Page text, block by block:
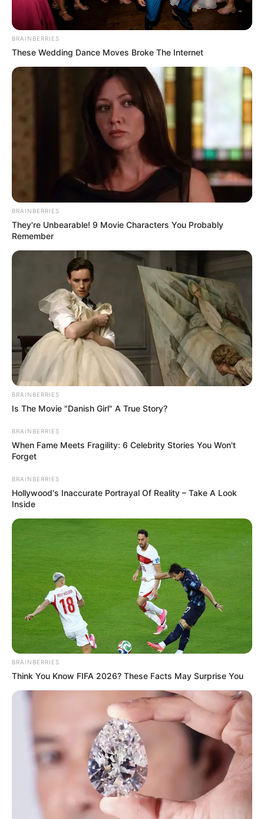
BRAINBERRIES
These Wedding Dance Moves Broke The Internet
BRAINBERRIES
They're Unbearable! 9 Movie Characters You Probably
Remember
BRAINBERRIES
Is The Movie "Danish Girl" A True Story?
BRAINBERRIES
When Fame Meets Fragility: 6 Celebrity Stories You Won't
Forget
BRAINBERRIES
Hollywood's Inaccurate Portrayal Of Reality – Take A Look
Inside
BRAINBERRIES
Think You Know FIFA 2026? These Facts May Surprise You